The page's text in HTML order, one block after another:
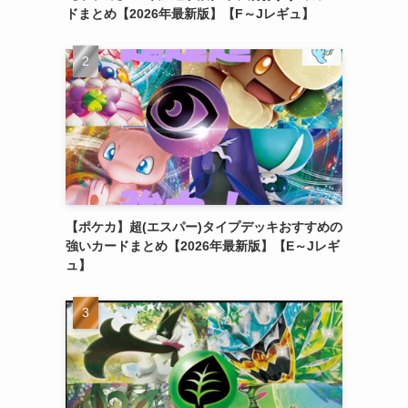
ドまとめ【2026年最新版】【F～Jレギュ】
【ポケカ】超(エスパー)タイプデッキおすすめの
強いカードまとめ【2026年最新版】【E～Jレギ
ュ】